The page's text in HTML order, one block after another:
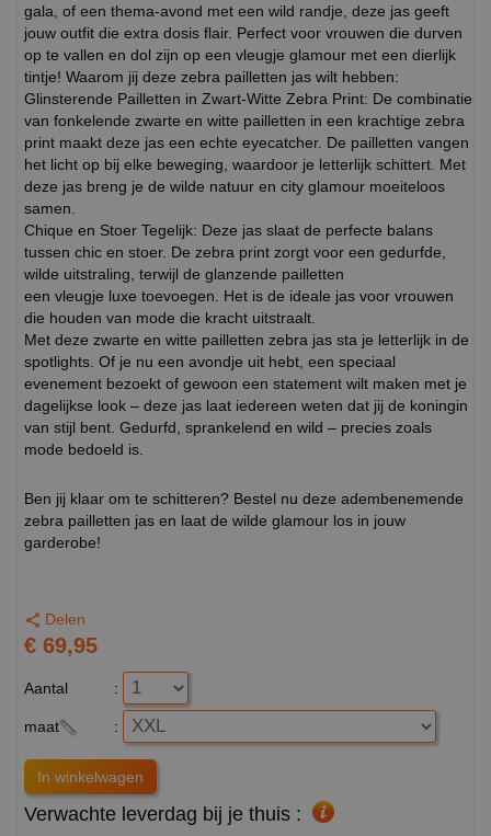
gala, of een thema-avond met een wild randje, deze jas geeft
jouw outfit die extra dosis flair. Perfect voor vrouwen die durven
op te vallen en dol zijn op een vleugje glamour met een dierlijk
tintje! Waarom jij deze zebra pailletten jas wilt hebben:
Glinsterende Pailletten in Zwart-Witte Zebra Print: De combinatie
van fonkelende zwarte en witte pailletten in een krachtige zebra
print maakt deze jas een echte eyecatcher. De pailletten vangen
het licht op bij elke beweging, waardoor je letterlijk schittert. Met
deze jas breng je de wilde natuur en city glamour moeiteloos
samen.
Chique en Stoer Tegelijk: Deze jas slaat de perfecte balans
tussen chic en stoer. De zebra print zorgt voor een gedurfde,
wilde uitstraling, terwijl de glanzende pailletten
een vleugje luxe toevoegen. Het is de ideale jas voor vrouwen
die houden van mode die kracht uitstraalt.
Met deze zwarte en witte pailletten zebra jas sta je letterlijk in de
spotlights. Of je nu een avondje uit hebt, een speciaal
evenement bezoekt of gewoon een statement wilt maken met je
dagelijkse look – deze jas laat iedereen weten dat jij de koningin
van stijl bent. Gedurfd, sprankelend en wild – precies zoals
mode bedoeld is.
Ben jij klaar om te schitteren? Bestel nu deze adembenemende
zebra pailletten jas en laat de wilde glamour los in jouw
garderobe!
Delen
€ 69,95
Aantal :
maat :
Verwachte leverdag bij je thuis :